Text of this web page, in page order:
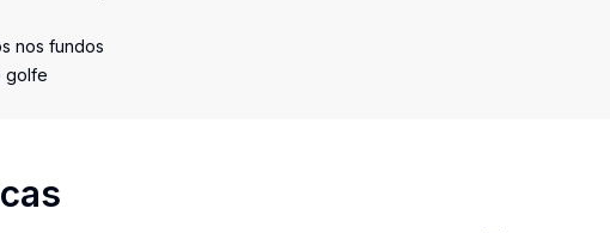
nos fundos
golfe